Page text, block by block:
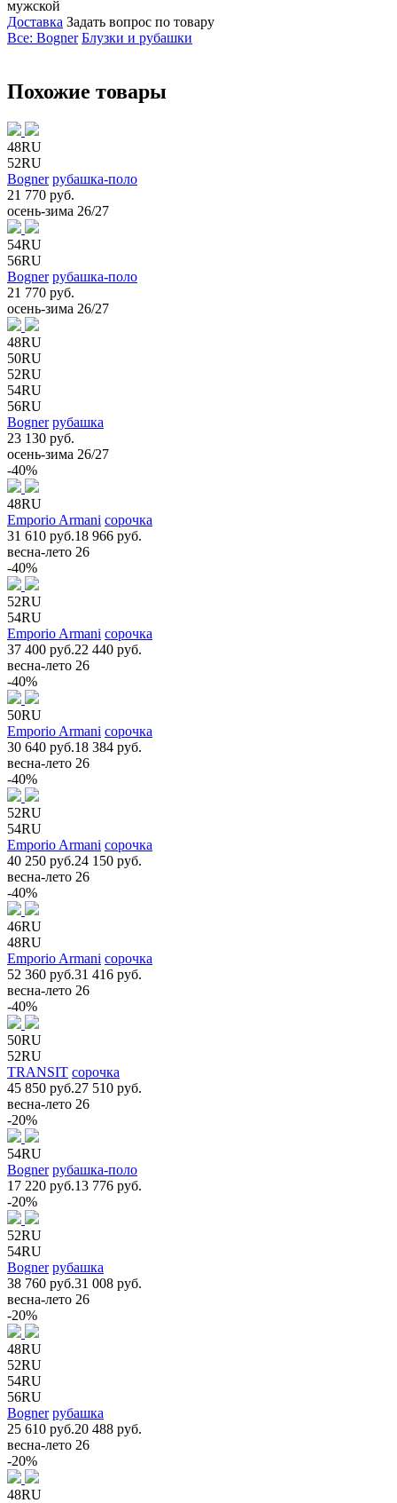
мужской
Доставка Задать вопрос по товару
Все: Bogner Блузки и рубашки
Похожие товары
48RU
52RU
Bogner рубашка-поло
21 770 руб.
осень-зима 26/27
54RU
56RU
Bogner рубашка-поло
21 770 руб.
осень-зима 26/27
48RU
50RU
52RU
54RU
56RU
Bogner рубашка
23 130 руб.
осень-зима 26/27
-40%
48RU
Emporio Armani сорочка
31 610 руб.18 966 руб.
весна-лето 26
-40%
52RU
54RU
Emporio Armani сорочка
37 400 руб.22 440 руб.
весна-лето 26
-40%
50RU
Emporio Armani сорочка
30 640 руб.18 384 руб.
весна-лето 26
-40%
52RU
54RU
Emporio Armani сорочка
40 250 руб.24 150 руб.
весна-лето 26
-40%
46RU
48RU
Emporio Armani сорочка
52 360 руб.31 416 руб.
весна-лето 26
-40%
50RU
52RU
TRANSIT сорочка
45 850 руб.27 510 руб.
весна-лето 26
-20%
54RU
Bogner рубашка-поло
17 220 руб.13 776 руб.
-20%
52RU
54RU
Bogner рубашка
38 760 руб.31 008 руб.
весна-лето 26
-20%
48RU
52RU
54RU
56RU
Bogner рубашка
25 610 руб.20 488 руб.
весна-лето 26
-20%
48RU